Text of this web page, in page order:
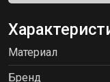
Материал
Бренд